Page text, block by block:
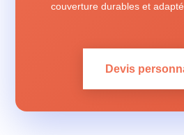
couverture durables et
Devis